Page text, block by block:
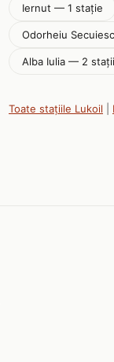
Iernut — 1 stație
Odorheiu
Alba Iulia — 2 stații
Toate stațiile Lukoil